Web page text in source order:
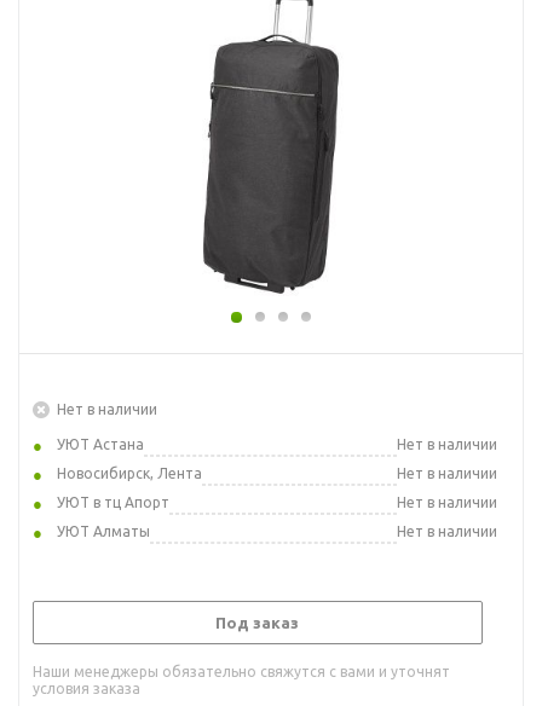
Нет в наличии
УЮТ Астана
Нет в наличии
Новосибирск, Лента
Нет в наличии
УЮТ в тц Апорт
Нет в наличии
УЮТ Алматы
Нет в наличии
Под заказ
Наши менеджеры обязательно свяжутся с вами и уточнят
условия заказа